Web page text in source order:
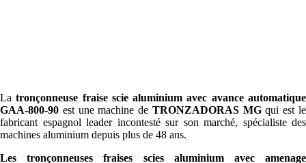
Latronçonneuse fraise scie aluminium avec avance automatique
GAA-800-90 est une machine de TRONZADORAS MGqui est le
fabricant espagnol leader incontesté sur son marché, spécialiste des
machines aluminium depuis plus de 48 ans.
Les tronçonneuses fraises scies aluminium avec amenage